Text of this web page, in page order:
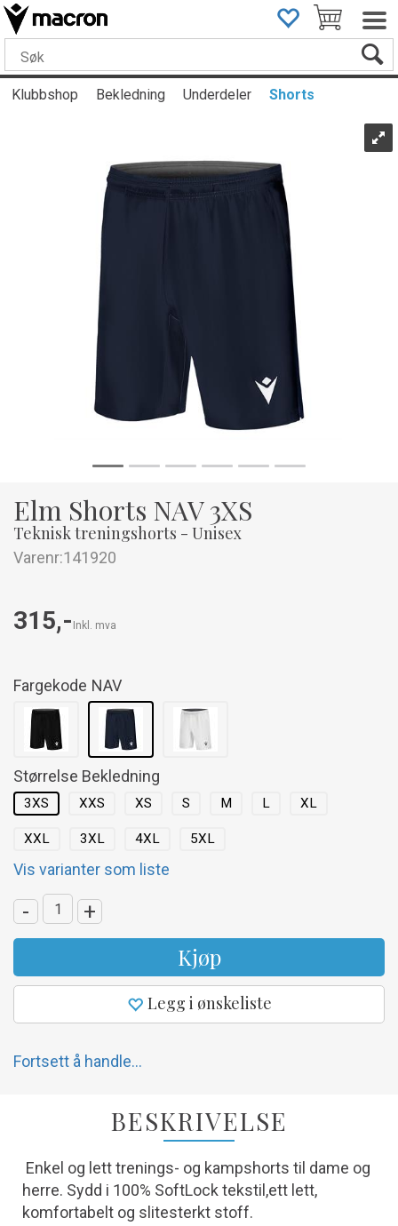
Klubbshop Bekledning Underdeler Shorts
Elm Shorts NAV 3XS
Teknisk treningshorts - Unisex
Varenr:141920
315,- Inkl. mva
Fargekode NAV
Størrelse Bekledning
3XS XXS XS S M L XL
XXL 3XL 4XL 5XL
Vis varianter som liste
- +
Kjøp
Legg i ønskeliste
Fortsett å handle...
BESKRIVELSE
Enkel og lett trenings- og kampshorts til dame og
herre. Sydd i 100% SoftLock tekstil,ett lett,
komfortabelt og slitesterkt stoff.